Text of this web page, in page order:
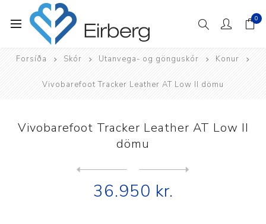
0
Forsíða Skór Utanvega- og gönguskór Konur
Vivobarefoot Tracker Leather AT Low II dömu
Vivobarefoot Tracker Leather AT Low II
dömu
36.950 kr.